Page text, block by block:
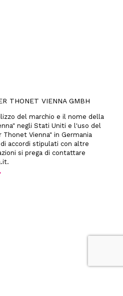
THONET VIENNA GMBH
del marchio e il nome della
negli Stati Uniti e l'uso del
Vienna" in Germania
accordi stipulati con altre
si prega di contattare